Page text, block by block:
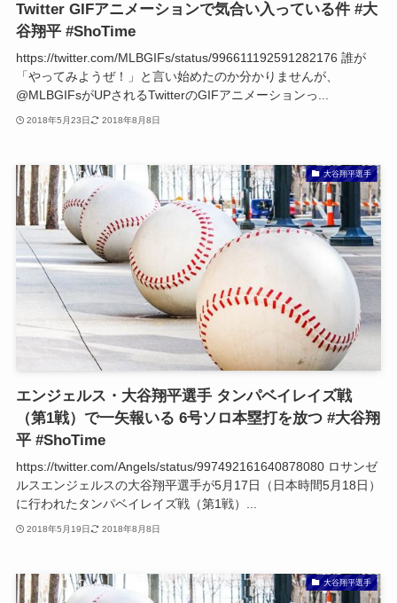
Twitter GIFアニメーションで気合い入っている件 #大
谷翔平 #ShoTime
https://twitter.com/MLBGIFs/status/996611192591282176 誰が
「やってみようぜ！」と言い始めたのか分かりませんが、
@MLBGIFsがUPされるTwitterのGIFアニメーションっ...
2018年5月23日 2018年8月8日
大谷翔平選手
エンジェルス・大谷翔平選手 タンパベイレイズ戦
（第1戦）で一矢報いる 6号ソロ本塁打を放つ #大谷翔
平 #ShoTime
https://twitter.com/Angels/status/997492161640878080 ロサンゼ
ルスエンジェルスの大谷翔平選手が5月17日（日本時間5月18日）
に行われたタンパベイレイズ戦（第1戦）...
2018年5月19日 2018年8月8日
大谷翔平選手